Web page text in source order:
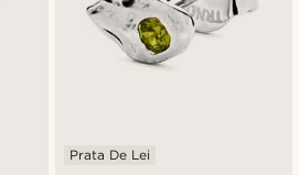
Prata De Lei